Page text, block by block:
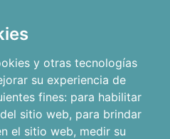
y otras tecnologías
su experiencia de
fines: para habilitar
sitio web, para brindar
el sitio web, medir su